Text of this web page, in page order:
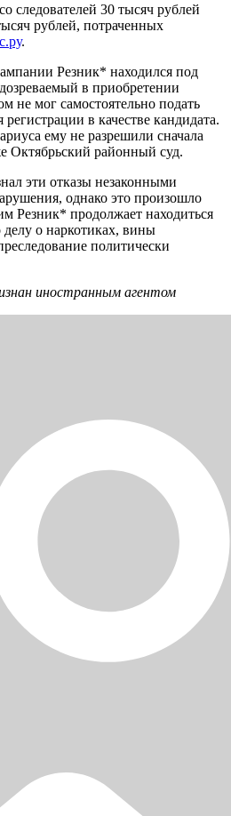
следователей 30 тысяч рублей
рублей, потраченных
.
Резник* находился под
в приобретении
не мог самостоятельно подать
в качестве кандидата.
ему не разрешили сначала
Октябрьский районный суд.
эти отказы незаконными
однако это произошло
Резник* продолжает находиться
о наркотиках, вины
политически
иностранным агентом